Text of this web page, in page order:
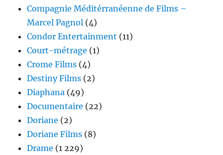
Compagnie Méditérranéenne de Films –
Marcel Pagnol (4)
Condor Entertainment (11)
Court-métrage (1)
Crome Films (4)
Destiny Films (2)
Diaphana (49)
Documentaire (22)
Doriane (2)
Doriane Films (8)
Drame (1 229)